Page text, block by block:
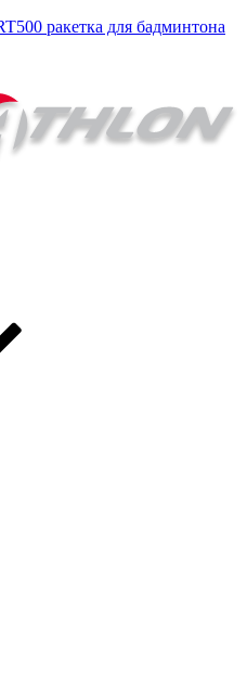
ракетка для бадминтона